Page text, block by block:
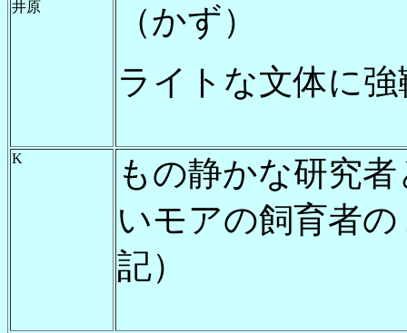
井原
（かず）
ライトな文体に
K
もの静かな研究
いモアの飼育者
記）